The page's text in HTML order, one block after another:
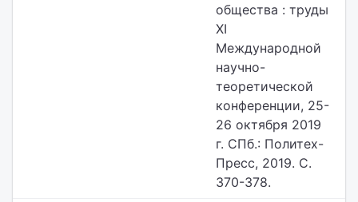
общества : труды
XI
Международной
научно-
теоретической
конференции, 25-
26 октября 2019
г. СПб.: Политех-
Пресс, 2019. С.
370-378.